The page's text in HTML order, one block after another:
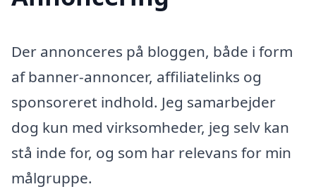
Der annonceres på bloggen, både i form
af banner-annoncer, affiliatelinks og
sponsoreret indhold. Jeg samarbejder
dog kun med virksomheder, jeg selv kan
stå inde for, og som har relevans for min
målgruppe.